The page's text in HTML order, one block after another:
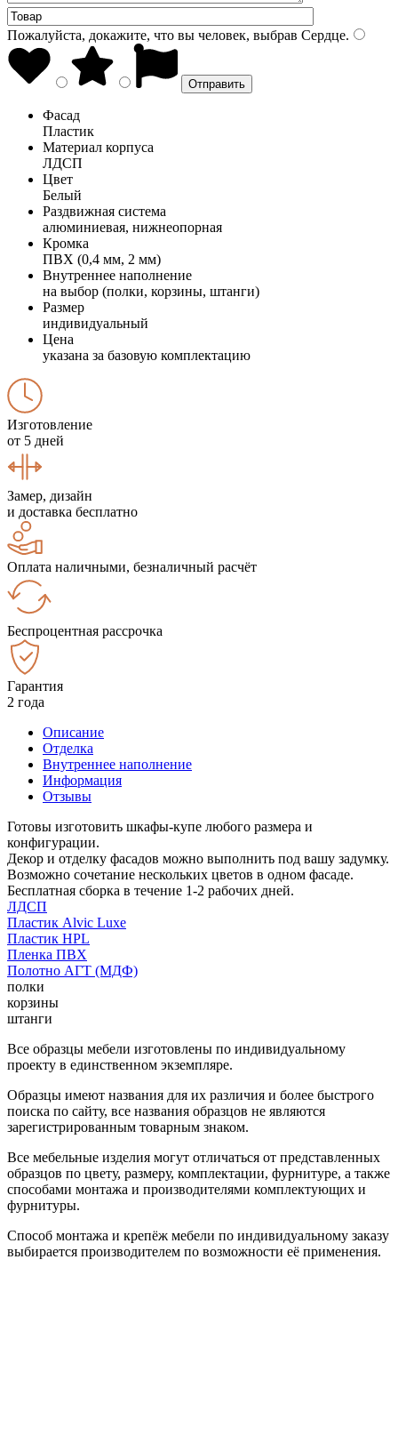
Пожалуйста, докажите, что вы человек, выбрав Сердце.
Фасад
Пластик
Материал корпуса
ЛДСП
Цвет
Белый
Раздвижная система
алюминиевая, нижнеопорная
Кромка
ПВХ (0,4 мм, 2 мм)
Внутреннее наполнение
на выбор (полки, корзины, штанги)
Размер
индивидуальный
Цена
указана за базовую комплектацию
Изготовление
от 5 дней
Замер, дизайн
и доставка бесплатно
Оплата наличными, безналичный расчёт
Беспроцентная рассрочка
Гарантия
2 года
Описание
Отделка
Внутреннее наполнение
Информация
Отзывы
Готовы изготовить шкафы-купе любого размера и
конфигурации.
Декор и отделку фасадов можно выполнить под вашу задумку.
Возможно сочетание нескольких цветов в одном фасаде.
Бесплатная сборка в течение 1-2 рабочих дней.
ЛДСП
Пластик Alvic Luxe
Пластик HPL
Пленка ПВХ
Полотно АГТ (МДФ)
полки
корзины
штанги
Все образцы мебели изготовлены по индивидуальному
проекту в единственном экземпляре.
Образцы имеют названия для их различия и более быстрого
поиска по сайту, все названия образцов не являются
зарегистрированным товарным знаком.
Все мебельные изделия могут отличаться от представленных
образцов по цвету, размеру, комплектации, фурнитуре, а также
способами монтажа и производителями комплектующих и
фурнитуры.
Способ монтажа и крепёж мебели по индивидуальному заказу
выбирается производителем по возможности её применения.